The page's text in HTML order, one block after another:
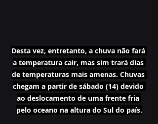
Desta vez, entretanto, a chuva não fará
a temperatura cair, mas sim trará dias
de temperaturas mais amenas. Chuvas
chegam a partir de sábado (14) devido
ao deslocamento de uma frente fria
pelo oceano na altura do Sul do país.